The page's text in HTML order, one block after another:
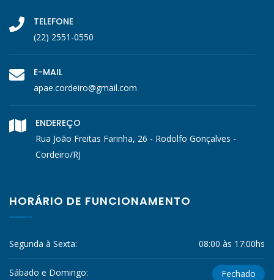
TELEFONE
(22) 2551-0550
E-MAIL
apae.cordeiro@gmail.com
ENDEREÇO
Rua João Freitas Farinha, 26 - Rodolfo Gonçalves -
Cordeiro/RJ
HORÁRIO DE FUNCIONAMENTO
Segunda à Sexta: 08:00 às 17:00hs
Sábado e Domingo: Fechado